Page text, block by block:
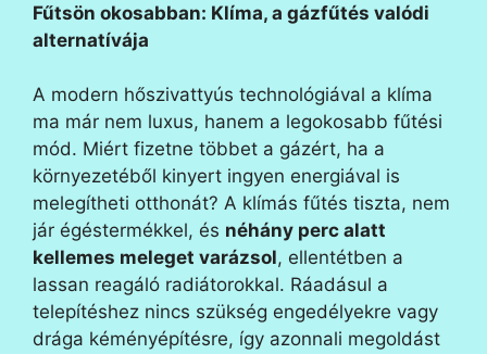
Fűtsön okosabban: Klíma, a gázfűtés valódi
alternatívája
A modern hőszivattyús technológiával a klíma
ma már nem luxus, hanem a legokosabb fűtési
mód. Miért fizetne többet a gázért, ha a
környezetéből kinyert ingyen energiával is
melegítheti otthonát? A klímás fűtés tiszta, nem
jár égéstermékkel, és néhány perc alatt
kellemes meleget varázsol, ellentétben a
lassan reagáló radiátorokkal. Ráadásul a
telepítéshez nincs szükség engedélyekre vagy
drága kéményépítésre, így azonnali megoldást